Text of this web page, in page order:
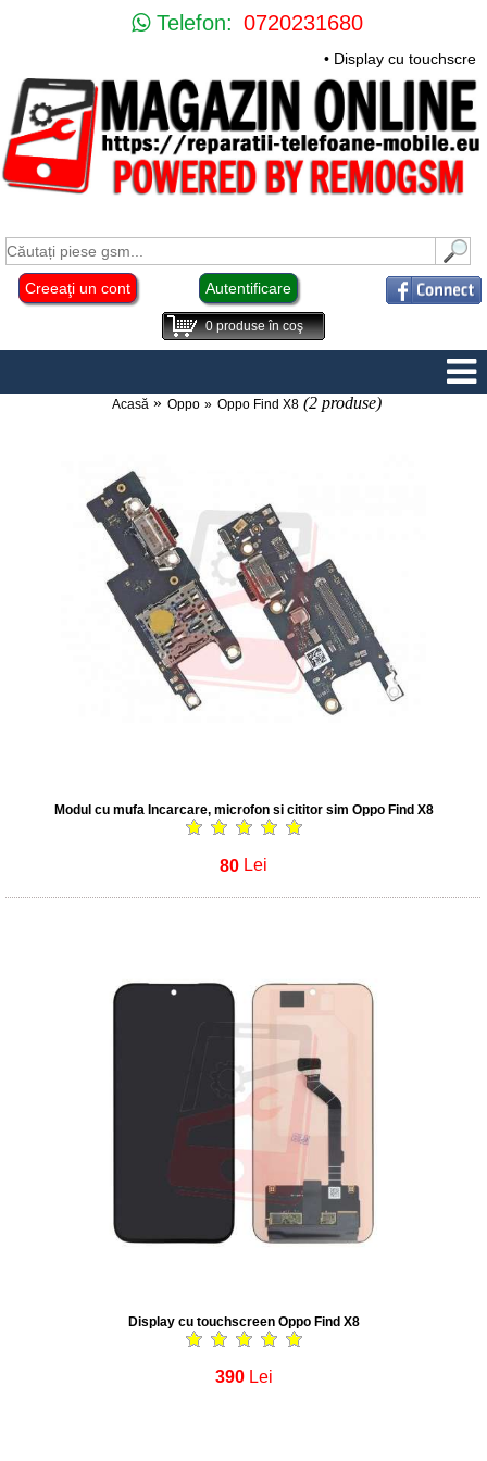
Telefon: 0720231680
• Display cu
Creeaţi un cont Autentificare
0produse în coş
Acasă Oppo Oppo Find X8 (2 produse)
Modul cu mufa Incarcare, microfon si cititor sim Oppo Find X8
80 Lei
Display cu touchscreen Oppo Find X8
390 Lei